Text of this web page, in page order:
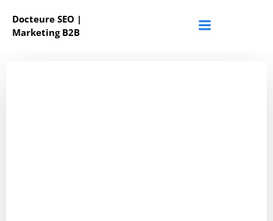
Docteure SEO |
Marketing B2B